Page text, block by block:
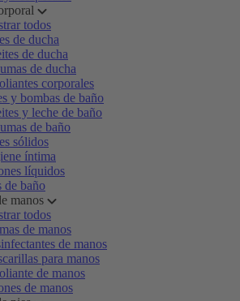
todos
de ducha
de ducha
de ducha
corporales
y bombas de baño
y leche de baño
de baño
sólidos
íntima
líquidos
de baño
manos
todos
de manos
de manos
para manos
de manos
de manos